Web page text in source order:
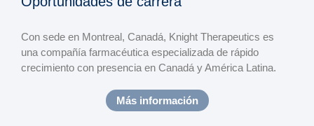
Con sede en Montreal, Canadá, Knight Therapeutics es
una compañía farmacéutica especializada de rápido
crecimiento con presencia en Canadá y América Latina.
Más información